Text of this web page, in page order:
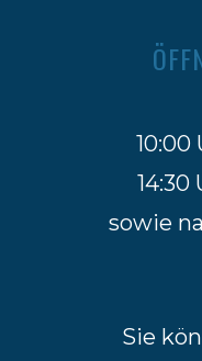
10:00
14:30
sowie
Sie